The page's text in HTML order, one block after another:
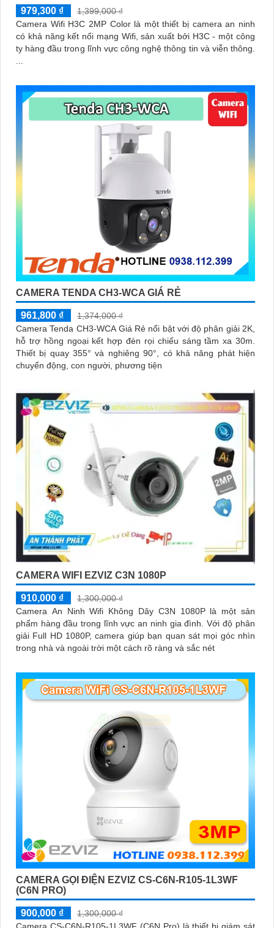
979,300 ₫
1,399,000 ₫
Camera Wifi H3C 2MP Color là một thiết bị camera an ninh
có khả năng kết nối mạng Wifi, sản xuất bởi H3C - một công
ty hàng đầu trong lĩnh vực công nghệ thông tin và viễn thông.
CAMERA TENDA CH3-WCA GIÁ RẺ
961,800 ₫
1,374,000 ₫
Camera Tenda CH3-WCA Giá Rẻ nổi bật với độ phân giải 2K,
hỗ trợ hồng ngoại kết hợp đèn rọi chiếu sáng tầm xa 30m.
Thiết bị quay 355° và nghiêng 90°, có khả năng phát hiện
chuyển động, con người, phương tiện
CAMERA WIFI EZVIZ C3N 1080P
910,000 ₫
1,300,000 ₫
Camera An Ninh Wifi Không Dây C3N 1080P là một sản
phẩm hàng đầu trong lĩnh vực an ninh gia đình. Với độ phân
giải Full HD 1080P, camera giúp bạn quan sát mọi góc nhìn
trong nhà và ngoài trời một cách rõ ràng và sắc nét
CAMERA GỌI ĐIỆN EZVIZ CS-C6N-R105-1L3WF
(C6N PRO)
900,000 ₫
1,300,000 ₫